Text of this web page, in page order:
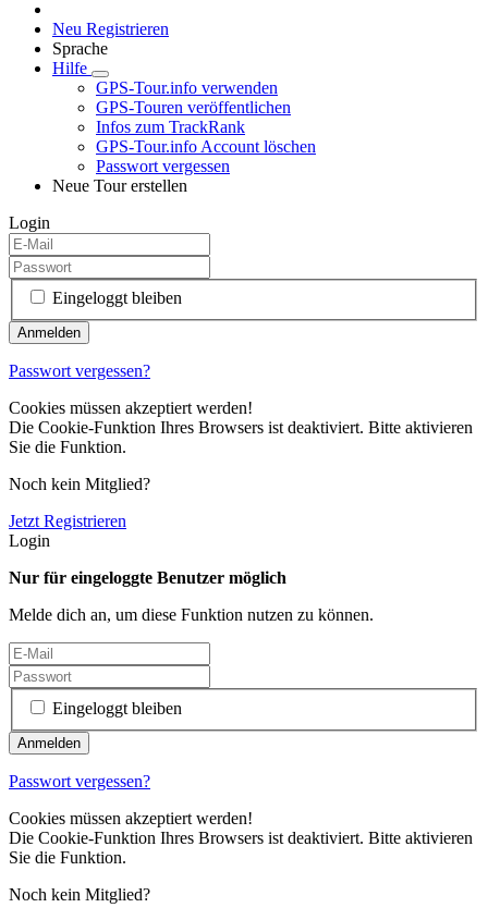
Neu Registrieren
Sprache
Hilfe
GPS-Tour.info verwenden
GPS-Touren veröffentlichen
Infos zum TrackRank
GPS-Tour.info Account löschen
Passwort vergessen
Neue Tour erstellen
Login
Eingeloggt bleiben
Passwort vergessen?
Cookies müssen akzeptiert werden!
Die Cookie-Funktion Ihres Browsers ist deaktiviert. Bitte aktivieren
Sie die Funktion.
Noch kein Mitglied?
Jetzt Registrieren
Login
Nur für eingeloggte Benutzer möglich
Melde dich an, um diese Funktion nutzen zu können.
Eingeloggt bleiben
Passwort vergessen?
Cookies müssen akzeptiert werden!
Die Cookie-Funktion Ihres Browsers ist deaktiviert. Bitte aktivieren
Sie die Funktion.
Noch kein Mitglied?